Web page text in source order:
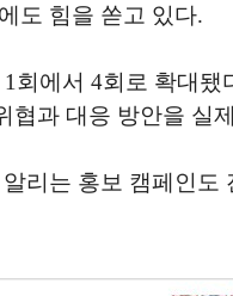
도 힘을 쏟고 있다.
회에서 4회로 확
과 대응 방안을 실
리는 홍보 캠페인